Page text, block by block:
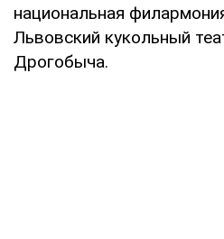
национальная
Львовский кукольный
Дрогобыча.